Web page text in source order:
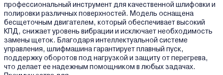
профессиональный инструмент для качественной шлифовки и
полировки различных поверхностей. Модель оснащена
бесщеточным двигателем, который обеспечивает высокий
КПД, снижает уровень вибрации и исключает необходимость
замены щеток. Благодаря интеллектуальной системе
управления, шлифмашина гарантирует плавный пуск,
поддержку оборотов под нагрузкой и защиту от перегрева,
что делает ее надежным помощником в любых задачах.